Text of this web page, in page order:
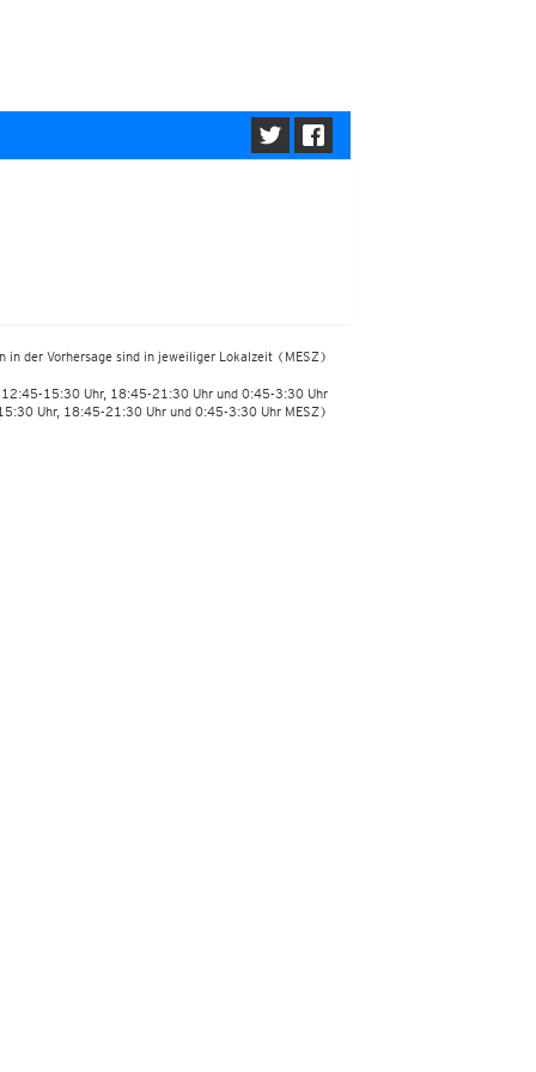
in der Vorhersage sind in jeweiliger Lokalzeit (MESZ)
15:30 Uhr, 18:45-21:30 Uhr und 0:45-3:30 Uhr
Uhr, 18:45-21:30 Uhr und 0:45-3:30 Uhr MESZ)